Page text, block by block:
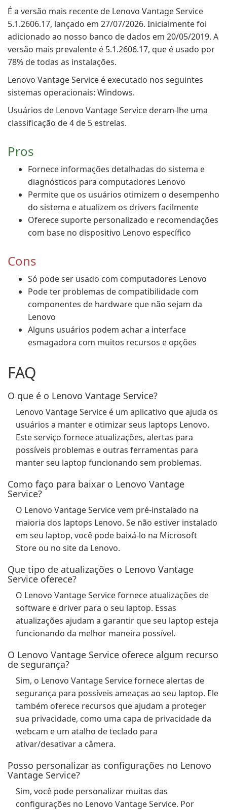
É a versão mais recente de Lenovo Vantage Service
5.1.2606.17, lançado em 27/07/2026. Inicialmente foi
adicionado ao nosso banco de dados em 20/05/2019. A
versão mais prevalente é 5.1.2606.17, que é usado por
78% de todas as instalações.
Lenovo Vantage Service é executado nos seguintes
sistemas operacionais: Windows.
Usuários de Lenovo Vantage Service deram-lhe uma
classificação de 4 de 5 estrelas.
Pros
Fornece informações detalhadas do sistema e
diagnósticos para computadores Lenovo
Permite que os usuários otimizem o desempenho
do sistema e atualizem os drivers facilmente
Oferece suporte personalizado e recomendações
com base no dispositivo Lenovo específico
Cons
Só pode ser usado com computadores Lenovo
Pode ter problemas de compatibilidade com
componentes de hardware que não sejam da
Lenovo
Alguns usuários podem achar a interface
esmagadora com muitos recursos e opções
FAQ
O que é o Lenovo Vantage Service?
Lenovo Vantage Service é um aplicativo que ajuda os
usuários a manter e otimizar seus laptops Lenovo.
Este serviço fornece atualizações, alertas para
possíveis problemas e outras ferramentas para
manter seu laptop funcionando sem problemas.
Como faço para baixar o Lenovo Vantage
Service?
O Lenovo Vantage Service vem pré-instalado na
maioria dos laptops Lenovo. Se não estiver instalado
em seu laptop, você pode baixá-lo na Microsoft
Store ou no site da Lenovo.
Que tipo de atualizações o Lenovo Vantage
Service oferece?
O Lenovo Vantage Service fornece atualizações de
software e driver para o seu laptop. Essas
atualizações ajudam a garantir que seu laptop esteja
funcionando da melhor maneira possível.
O Lenovo Vantage Service oferece algum recurso
de segurança?
Sim, o Lenovo Vantage Service fornece alertas de
segurança para possíveis ameaças ao seu laptop. Ele
também oferece recursos que ajudam a proteger
sua privacidade, como uma capa de privacidade da
webcam e um atalho de teclado para
ativar/desativar a câmera.
Posso personalizar as configurações no Lenovo
Vantage Service?
Sim, você pode personalizar muitas das
configurações no Lenovo Vantage Service. Por